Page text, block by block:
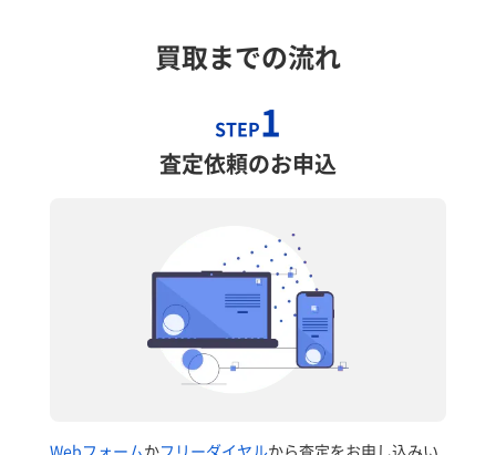
買取までの流れ
STEP1
査定依頼のお申込
Webフォームかフリーダイヤルから査定をお申し込みい